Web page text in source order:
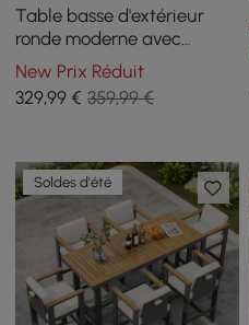
Table basse d'extérieur
ronde moderne avec
rangement et base tissée
en corde textilène en gris
New Prix Réduit
329,99 € 359,99 €
Soldes d'été